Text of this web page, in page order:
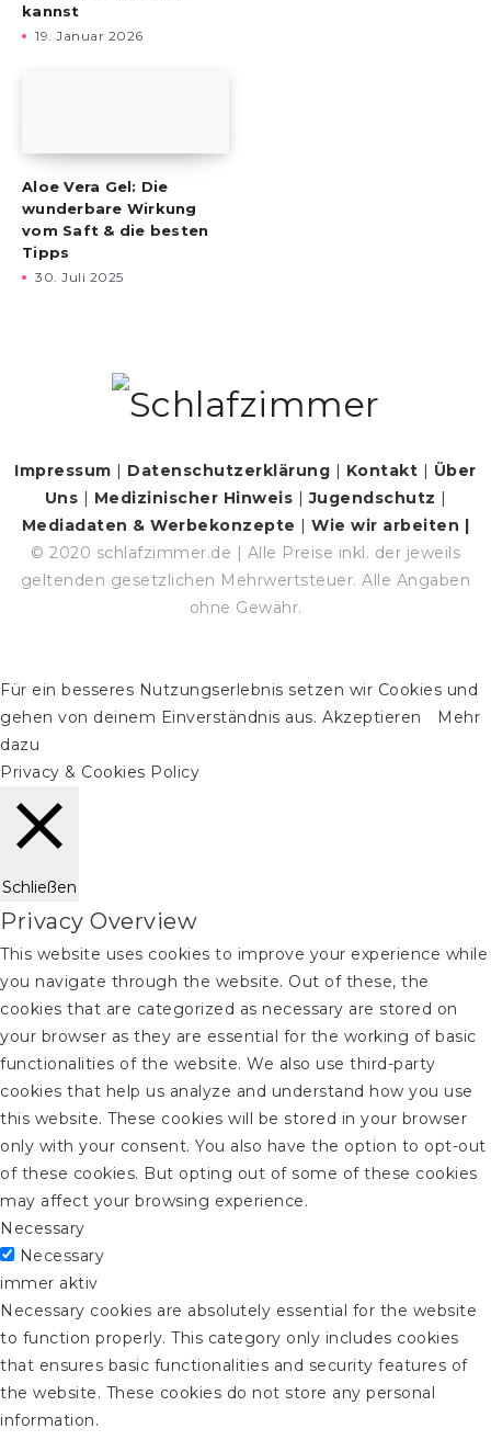
kannst
19. Januar 2026
Aloe Vera Gel: Die
wunderbare Wirkung
vom Saft & die besten
Tipps
30. Juli 2025
Impressum Datenschutzerklärung Kontakt
Über
Uns
Medizinischer Hinweis |Jugendschutz
Mediadaten & Werbekonzepte |Wie wir arbeiten |
© 2020 schlafzimmer.de | Alle Preise inkl. der jeweils
geltenden gesetzlichen Mehrwertsteuer. Alle Angaben
ohne Gewähr.
Für ein besseres Nutzungserlebnis setzen wir Cookies und
gehen von deinem Einverständnis aus. Akzeptieren
Mehr
dazu
Privacy & Cookies Policy
Schließen
Privacy Overview
This website uses cookies to improve your experience while
you navigate through the website. Out of these, the
cookies that are categorized as necessary are stored on
your browser as they are essential for the working of basic
functionalities of the website. We also use third-party
cookies that help us analyze and understand how you use
this website. These cookies will be stored in your browser
only with your consent. You also have the option to opt-out
of these cookies. But opting out of some of these cookies
may affect your browsing experience.
Necessary
Necessary
immer aktiv
Necessary cookies are absolutely essential for the website
to function properly. This category only includes cookies
that ensures basic functionalities and security features of
the website. These cookies do not store any personal
information.